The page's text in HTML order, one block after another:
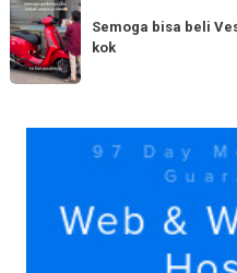
Tag
150cc
tiba
di
bisa
beli
Vespa
Yuk
Semoga bisa beli
kok